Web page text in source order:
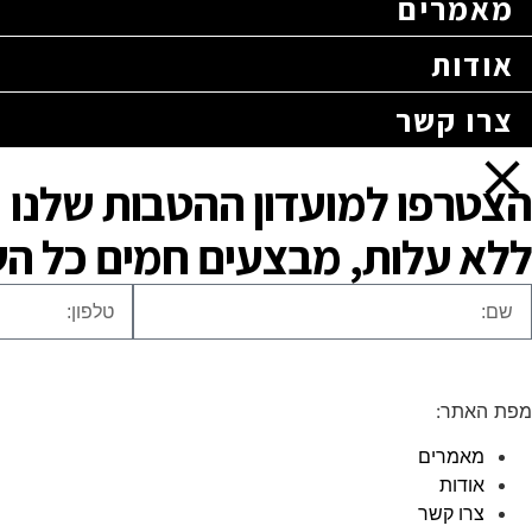
מאמרים
אודות
צרו קשר
הצטרפו למועדון ההטבות שלנו
ללא עלות, מבצעים חמים כל
מפת האתר:
מאמרים
אודות
צרו קשר